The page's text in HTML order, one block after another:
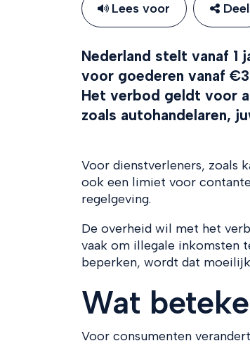
Lees voor Deel
Nederland stelt vanaf 1
voor goederen vanaf
Het verbod geldt voor
zoals autohandelaren,
Voor dienstverleners, zoals
ook een limiet voor
regelgeving.
De overheid wil met het
vaak om illegale inkomsten
beperken, wordt dat
Wat
Voor consumenten